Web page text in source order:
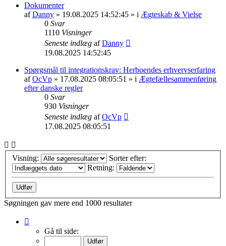
Dokumenter
afDanny » 19.08.2025 14:52:45 » i Ægteskab & Vielse
0 Svar
1110 Visninger
Seneste indlæg afDanny
19.08.2025 14:52:45
Spørgsmål til integrationskrav: Herboendes erhvervserfaring
afOcVp » 17.08.2025 08:05:51 » i Ægtefællesammenføring
efter danske regler
0 Svar
930 Visninger
Seneste indlæg afOcVp
17.08.2025 08:05:51
Visning:
Sorter efter:
Retning:
Søgningen gav mere end 1000 resultater
Gå til side: